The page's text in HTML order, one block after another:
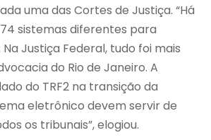
uma das Cortes de Justiça. “Há
sistemas diferentes para
Justiça Federal, tudo foi mais
do Rio de Janeiro. A
do TRF2 na transição da
eletrônico devem servir de
os tribunais”, elogiou.